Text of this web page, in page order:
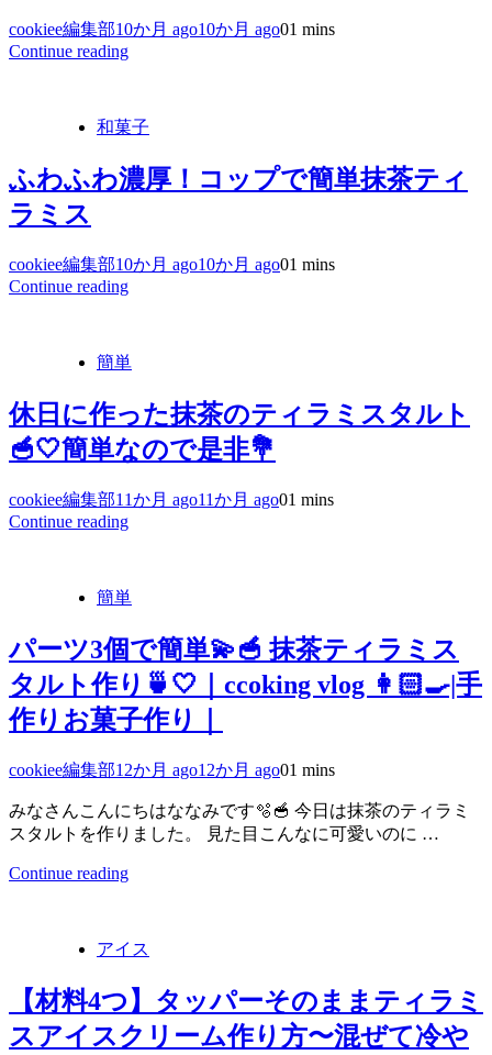
cookiee編集部10か月 ago10か月 ago01 mins
Continue reading
和菓子
ふわふわ濃厚！コップで簡単抹茶ティ
ラミス
cookiee編集部10か月 ago10か月 ago01 mins
Continue reading
簡単
休日に作った抹茶のティラミスタルト
🥣🤍簡単なので是非💐
cookiee編集部11か月 ago11か月 ago01 mins
Continue reading
簡単
パーツ3個で簡単💫🥣 抹茶ティラミス
タルト作り🍵🤍｜ccoking vlog 👩🏻‍🍳|手
作りお菓子作り｜
cookiee編集部12か月 ago12か月 ago01 mins
みなさんこんにちはななみです🫧🥣 今日は抹茶のティラミ
スタルトを作りました。 見た目こんなに可愛いのに …
Continue reading
アイス
【材料4つ】タッパーそのままティラミ
スアイスクリーム作り方〜混ぜて冷や